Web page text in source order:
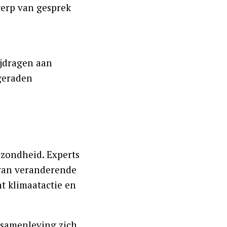
van gesprek
aan
Experts
veranderende
klimaatactie en